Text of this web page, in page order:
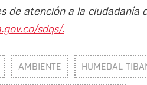
de atención a la ciudadanía
sdqs/.
AMBIENTE HUMEDAL